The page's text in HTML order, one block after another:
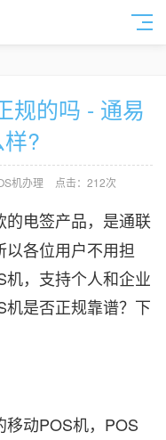
规的吗 - 通易
?
机办理 点击：212次
的电签产品，是通联
各位用户不用担
，支持个人和企业
是否正规靠谱？下
动POS机，POS